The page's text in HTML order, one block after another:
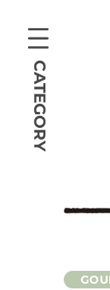
CATEGORY